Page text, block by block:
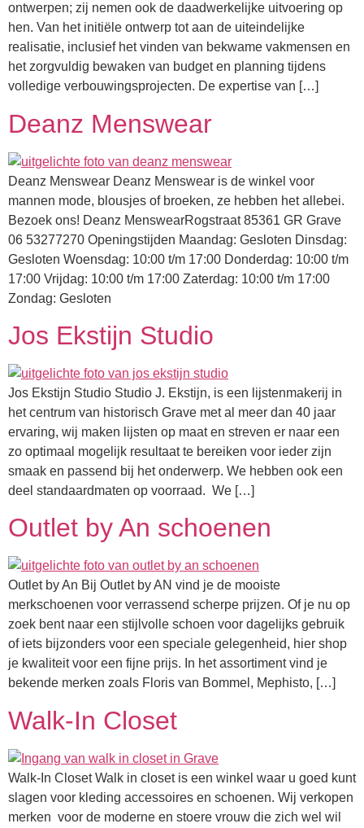
ontwerpen; zij nemen ook de daadwerkelijke uitvoering op
hen. Van het initiële ontwerp tot aan de uiteindelijke
realisatie, inclusief het vinden van bekwame vakmensen en
het zorgvuldig bewaken van budget en planning tijdens
volledige verbouwingsprojecten. De expertise van […]
Deanz Menswear
Deanz Menswear Deanz Menswear is de winkel voor
mannen mode, blousjes of broeken, ze hebben het allebei.
Bezoek ons! Deanz MenswearRogstraat 85361 GR Grave
06 53277270 Openingstijden Maandag: Gesloten Dinsdag:
Gesloten Woensdag: 10:00 t/m 17:00 Donderdag: 10:00 t/m
17:00 Vrijdag: 10:00 t/m 17:00 Zaterdag: 10:00 t/m 17:00
Zondag: Gesloten
Jos Ekstijn Studio
Jos Ekstijn Studio Studio J. Ekstijn, is een lijstenmakerij in
het centrum van historisch Grave met al meer dan 40 jaar
ervaring, wij maken lijsten op maat en streven er naar een
zo optimaal mogelijk resultaat te bereiken voor ieder zijn
smaak en passend bij het onderwerp. We hebben ook een
deel standaardmaten op voorraad. We […]
Outlet by An schoenen
Outlet by An Bij Outlet by AN vind je de mooiste
merkschoenen voor verrassend scherpe prijzen. Of je nu op
zoek bent naar een stijlvolle schoen voor dagelijks gebruik
of iets bijzonders voor een speciale gelegenheid, hier shop
je kwaliteit voor een fijne prijs. In het assortiment vind je
bekende merken zoals Floris van Bommel, Mephisto, […]
Walk-In Closet
Walk-In Closet Walk in closet is een winkel waar u goed kunt
slagen voor kleding accessoires en schoenen. Wij verkopen
merken voor de moderne en stoere vrouw die zich wel wil